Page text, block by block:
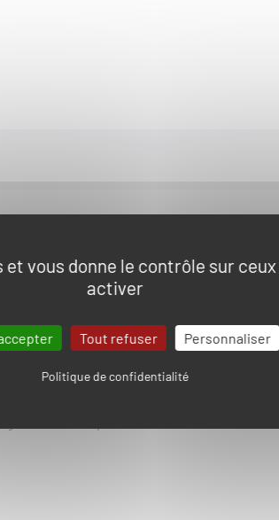
multitude de spectacles grandioses.
», « Les Amoureux de Verdun », la «
des Oiseaux Fantômes », « Le Signe du
dans le temps !
vous donne le contrôle sur
activer
Tout refuser Personnaliser
Politique de confidentialité